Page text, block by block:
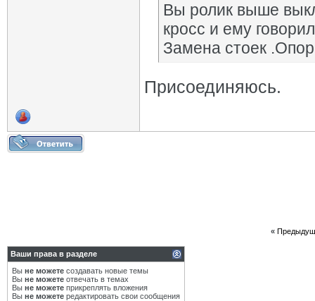
Вы ролик выше
кросс и ему
Замена стоек
Присоединяюсь.
«
Ваши права в разделе
Вы не можете создавать новые темы
Вы не можете отвечать в темах
Вы не можете прикреплять вложения
Вы не можете редактировать свои сообщения